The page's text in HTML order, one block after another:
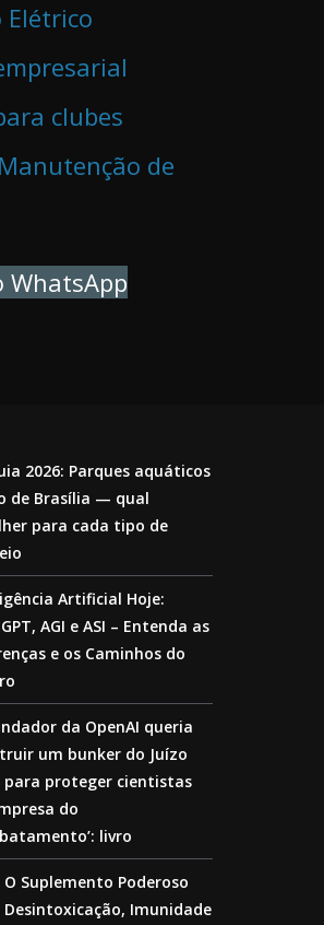
clubes
de
WhatsApp
2026: Parques aquáticos
de Brasília — qual
para cada tipo de
Artificial Hoje:
AGI e ASI – Entenda as
e os Caminhos do
da OpenAI queria
um bunker do Juízo
para proteger cientistas
do
livro
O Suplemento Poderoso
Desintoxicação, Imunidade